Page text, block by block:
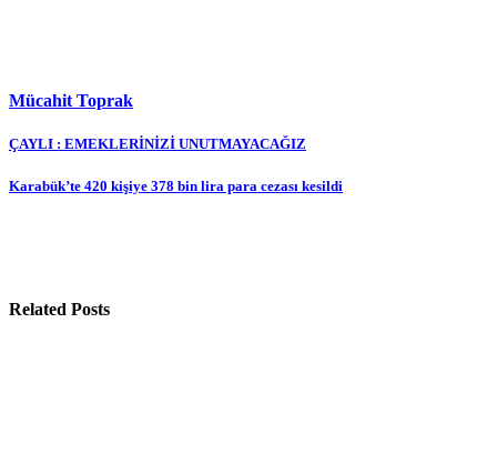
Mücahit Toprak
Yazı
gezinmesi
ÇAYLI : EMEKLERİNİZİ UNUTMAYACAĞIZ
Karabük’te 420 kişiye 378 bin lira para cezası kesildi
Related Posts